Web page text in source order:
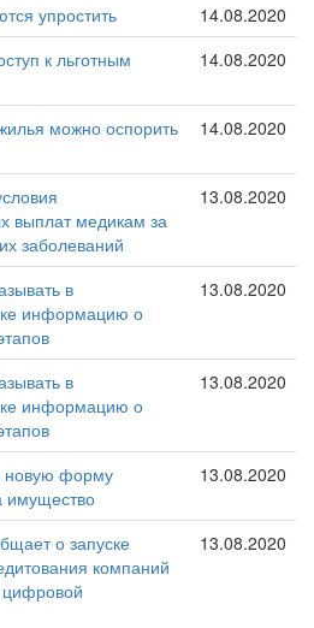
упростить
14.08.2020
к льготным
14.08.2020
можно оспорить
14.08.2020
выплат медикам за
заболеваний
13.08.2020
в
информацию о
13.08.2020
в
информацию о
13.08.2020
новую форму
имущество
13.08.2020
о запуске
компаний
13.08.2020